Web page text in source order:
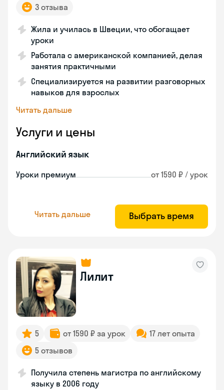
3 отзыва
Жила и училась в Швеции, что обогащает
уроки
Работала с американской компанией, делая
занятия практичными
Специализируется на развитии разговорных
навыков для взрослых
Читать дальше
Услуги и цены
Английский язык
Уроки премиум от 1590 ₽ / урок
Читать дальше Выбрать время
Лилит
5 от 1590 ₽ за урок
17 лет опыта
5 отзывов
Получила степень магистра по английскому
языку в 2006 году